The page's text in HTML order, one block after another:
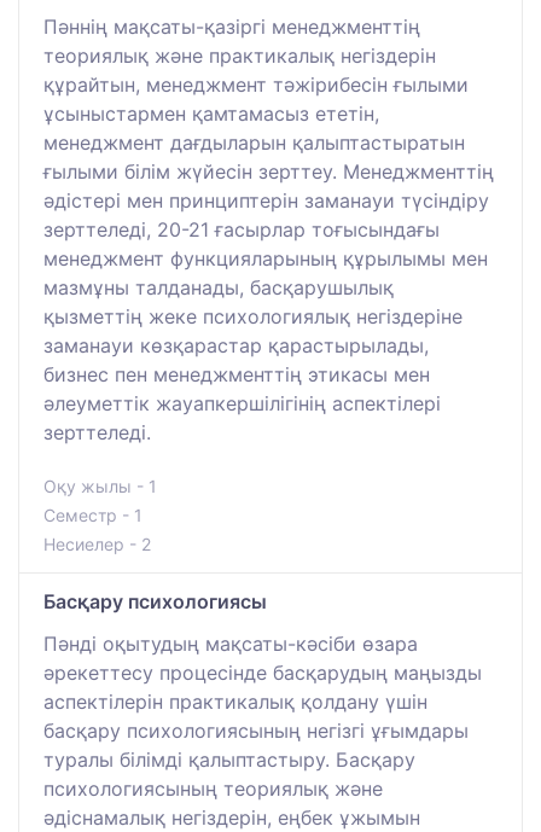
Пәннің мақсаты-қазіргі менеджменттің
теориялық және практикалық негіздерін
құрайтын, менеджмент тәжірибесін ғылыми
ұсыныстармен қамтамасыз ететін,
менеджмент дағдыларын қалыптастыратын
ғылыми білім жүйесін зерттеу. Менеджменттің
әдістері мен принциптерін заманауи түсіндіру
зерттеледі, 20-21 ғасырлар тоғысындағы
менеджмент функцияларының құрылымы мен
мазмұны талданады, басқарушылық
қызметтің жеке психологиялық негіздеріне
заманауи көзқарастар қарастырылады,
бизнес пен менеджменттің этикасы мен
әлеуметтік жауапкершілігінің аспектілері
зерттеледі.
Оқу жылы - 1
Семестр - 1
Несиелер - 2
Басқару психологиясы
Пәнді оқытудың мақсаты-кәсіби өзара
әрекеттесу процесінде басқарудың маңызды
аспектілерін практикалық қолдану үшін
басқару психологиясының негізгі ұғымдары
туралы білімді қалыптастыру. Басқару
психологиясының теориялық және
әдіснамалық негіздерін, еңбек ұжымын